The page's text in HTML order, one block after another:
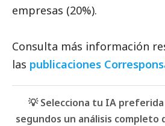
empresas (20%).
Consulta más información
las publicaciones
💡 Selecciona tu IA
segundos un análisis completo